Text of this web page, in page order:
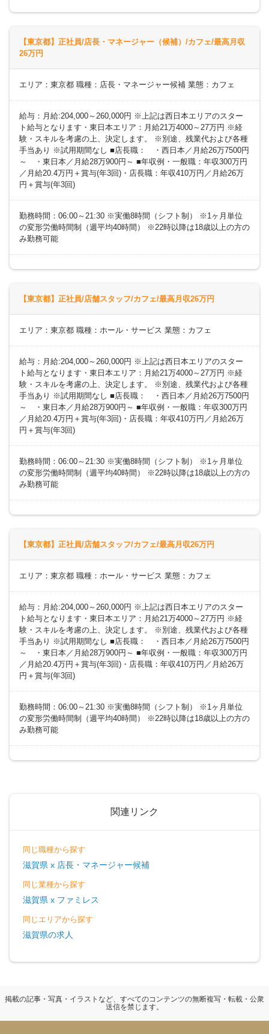
【東京都】正社員/店長・マネージャー（候補）/カフェ/最高月収
26万円
エリア：東京都 職種：店長・マネージャー候補 業態：カフェ
給与：月給:204,000～260,000円 ※上記は西日本エリアのスター
ト給与となります・東日本エリア：月給21万4000～27万円 ※経
験・スキルを考慮の上、決定します。 ※別途、残業代および各種
手当あり ※試用期間なし ■店長職： ・西日本／月給26万7500円
～ ・東日本／月給28万900円～ ■年収例・一般職：年収300万円
／月給20.4万円＋賞与(年3回)・店長職：年収410万円／月給26万
円＋賞与(年3回)
勤務時間：06:00～21:30 ※実働8時間（シフト制） ※1ヶ月単位
の変形労働時間制（週平均40時間） ※22時以降は18歳以上の方の
み勤務可能
【東京都】正社員/店舗スタッフ/カフェ/最高月収26万円
エリア：東京都 職種：ホール・サービス 業態：カフェ
給与：月給:204,000～260,000円 ※上記は西日本エリアのスター
ト給与となります・東日本エリア：月給21万4000～27万円 ※経
験・スキルを考慮の上、決定します。 ※別途、残業代および各種
手当あり ※試用期間なし ■店長職： ・西日本／月給26万7500円
～ ・東日本／月給28万900円～ ■年収例・一般職：年収300万円
／月給20.4万円＋賞与(年3回)・店長職：年収410万円／月給26万
円＋賞与(年3回)
勤務時間：06:00～21:30 ※実働8時間（シフト制） ※1ヶ月単位
の変形労働時間制（週平均40時間） ※22時以降は18歳以上の方の
み勤務可能
【東京都】正社員/店舗スタッフ/カフェ/最高月収26万円
エリア：東京都 職種：ホール・サービス 業態：カフェ
給与：月給:204,000～260,000円 ※上記は西日本エリアのスター
ト給与となります・東日本エリア：月給21万4000～27万円 ※経
験・スキルを考慮の上、決定します。 ※別途、残業代および各種
手当あり ※試用期間なし ■店長職： ・西日本／月給26万7500円
～ ・東日本／月給28万900円～ ■年収例・一般職：年収300万円
／月給20.4万円＋賞与(年3回)・店長職：年収410万円／月給26万
円＋賞与(年3回)
勤務時間：06:00～21:30 ※実働8時間（シフト制） ※1ヶ月単位
の変形労働時間制（週平均40時間） ※22時以降は18歳以上の方の
み勤務可能
関連リンク
同じ職種から探す
滋賀県 x 店長・マネージャー候補
同じ業種から探す
滋賀県 x ファミレス
同じエリアから探す
滋賀県の求人
掲載の記事・写真・イラストなど、すべてのコンテンツの無断複写・転載・公衆
送信を禁じます。